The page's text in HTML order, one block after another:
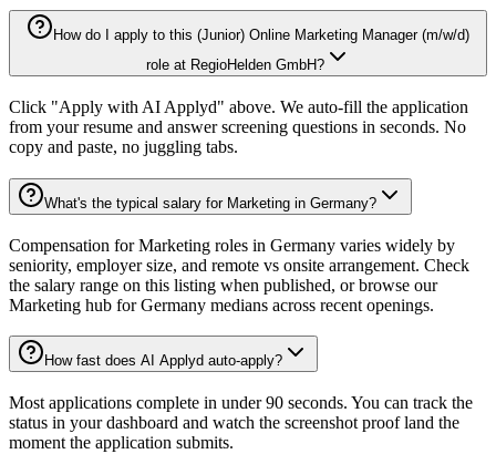
How do I apply to this (Junior) Online Marketing Manager (m/w/d)
role at RegioHelden GmbH?
Click "Apply with AI Applyd" above. We auto-fill the application
from your resume and answer screening questions in seconds. No
copy and paste, no juggling tabs.
What's the typical salary for Marketing in Germany?
Compensation for Marketing roles in Germany varies widely by
seniority, employer size, and remote vs onsite arrangement. Check
the salary range on this listing when published, or browse our
Marketing hub for Germany medians across recent openings.
How fast does AI Applyd auto-apply?
Most applications complete in under 90 seconds. You can track the
status in your dashboard and watch the screenshot proof land the
moment the application submits.